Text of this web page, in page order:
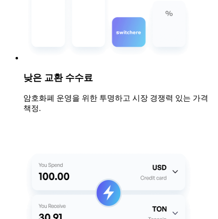
낮은 교환 수수료
암호화폐 운영을 위한 투명하고 시장 경쟁력 있는 가격
책정.